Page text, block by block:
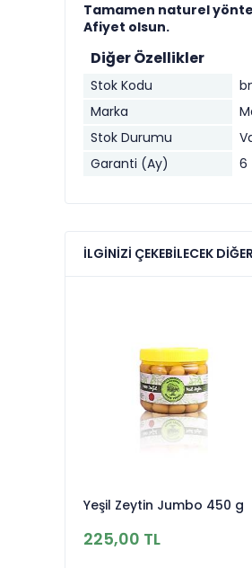
Tamamen naturel
Afiyet olsun.
Diğer Özellikler
Stok Kodu
Marka
Stok Durumu
Garanti (Ay)
6
İLGINIZI ÇEKEBILECEK
Yeşil Zeytin Jumbo 450 g
225,00 TL